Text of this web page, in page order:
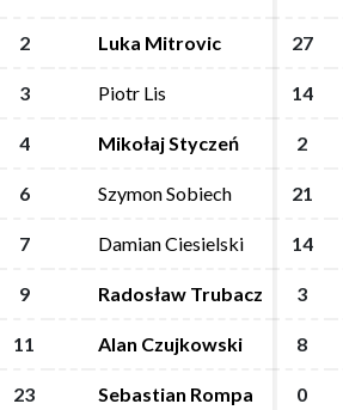
2 Luka Mitrovic 27
3 Piotr Lis 14
4 Mikołaj Styczeń 2
6 Szymon Sobiech 21
7 Damian Ciesielski 14
9 Radosław Trubacz 3
11 Alan Czujkowski 8
23 Sebastian Rompa 0
2 Luka Mitrovic 27
3 Piotr Lis 14
4 Mikołaj Styczeń 2
6 Szymon Sobiech 21
7 Damian Ciesielski 14
9 Radosław Trubacz 3
11 Alan Czujkowski 8
23 Sebastian Rompa 0